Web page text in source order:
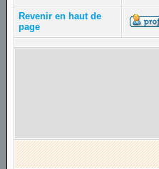
Revenir en haut de
page